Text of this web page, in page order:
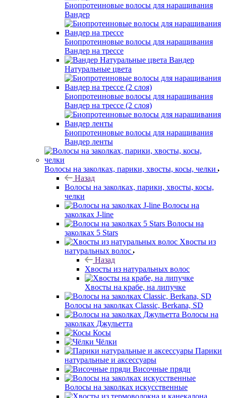
Биопротеиновые волосы для наращивания
Вандер
Биопротеиновые волосы для наращивания
Вандер на трессе
Вандер
Натуральные цвета
Биопротеиновые волосы для наращивания
Вандер на трессе (2 слоя)
Биопротеиновые волосы для наращивания
Вандер ленты
Волосы на заколках, парики, хвосты, косы, челки
Назад
Волосы на заколках, парики, хвосты, косы,
челки
Волосы на
заколках J-line
Волосы на
заколках 5 Stars
Хвосты из
натуральных волос
Назад
Хвосты из натуральных волос
Хвосты на крабе, на липучке
Волосы на заколках Classic, Berkana, SD
Волосы на
заколках Джульетта
Косы
Чёлки
Парики
натуральные и аксессуары
Височные пряди
Волосы на заколках искусственные